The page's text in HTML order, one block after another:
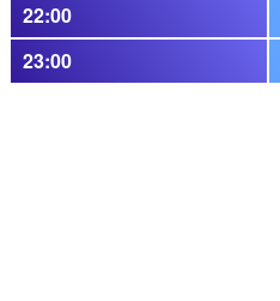
22:00
23:00